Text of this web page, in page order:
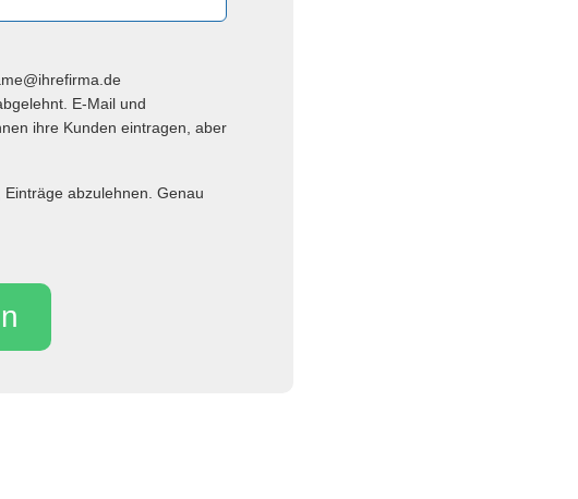
E-Mail und
ihre Kunden eintragen, aber
abzulehnen. Genau